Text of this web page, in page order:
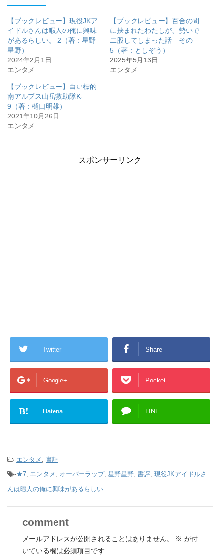
【ブックレビュー】現役JKア
イドルさんは暇人の俺に興味
があるらしい。 2（著：星野
星野）
2024年2月1日
エンタメ
【ブックレビュー】百合の間
に挟まれたわたしが、勢いで
二股してしまった話 その
5（著：としぞう）
2025年5月13日
エンタメ
【ブックレビュー】白い標的
南アルプス山岳救助隊K-
9（著：樋口明雄）
2021年10月26日
エンタメ
スポンサーリンク
Twitter Share
Google+ Pocket
B! Hatena LINE
-エンタメ , 書評
-★7, エンタメ , オーバーラップ, 星野星野, 書評, 現役JKアイドルさ
んは暇人の俺に興味があるらしい
comment
メールアドレスが公開されることはありません。 ※ が付
いている欄は必須項目です